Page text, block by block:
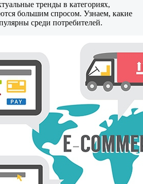
тренды в категориях,
большим спросом. Узнаем, какие
среди потребителей.